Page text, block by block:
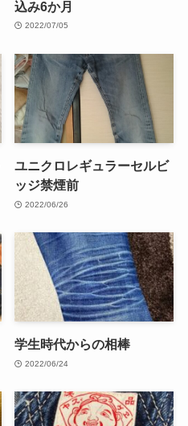
込み6か月
2022/07/05
ユニクロレギュラーセルビ
ッジ禁煙前
2022/06/26
学生時代からの相棒
2022/06/24